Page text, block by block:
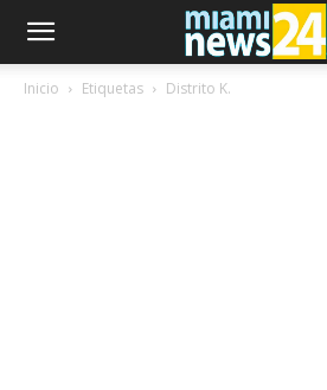
Inicio Etiquetas Distrito K.